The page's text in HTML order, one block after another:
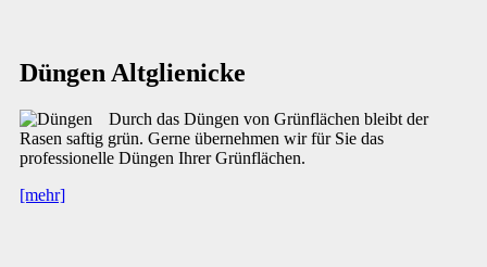
Düngen Altglienicke
Durch das Düngen von Grünflächen bleibt der
Rasen saftig grün. Gerne übernehmen wir für Sie das
professionelle Düngen Ihrer Grünflächen.
[mehr]